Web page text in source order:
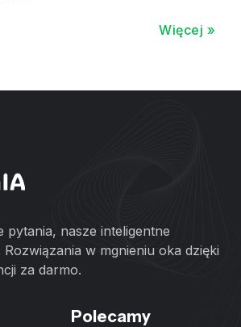
Więcej »
pytania, nasze inteligentne
w mgnieniu oka dzięki
za darmo.
Polecamy